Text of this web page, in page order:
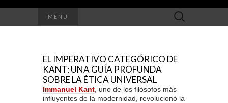
MENU
Search
for:
EL IMPERATIVO CATEGÓRICO DE
KANT: UNA GUÍA PROFUNDA
SOBRE LA ÉTICA UNIVERSAL
Immanuel Kant , uno de los filósofos más
influyentes de la modernidad, revolucionó la